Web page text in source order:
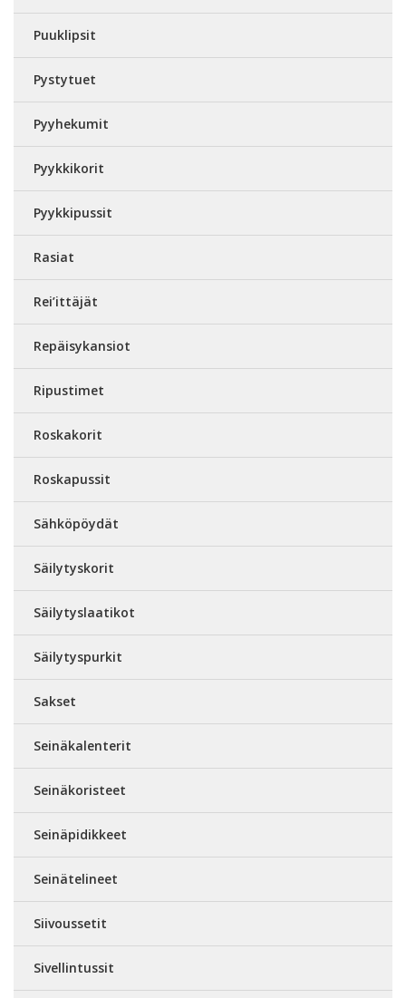
Puuklipsit
Pystytuet
Pyyhekumit
Pyykkikorit
Pyykkipussit
Rasiat
Rei’ittäjät
Repäisykansiot
Ripustimet
Roskakorit
Roskapussit
Sähköpöydät
Säilytyskorit
Säilytyslaatikot
Säilytyspurkit
Sakset
Seinäkalenterit
Seinäkoristeet
Seinäpidikkeet
Seinätelineet
Siivoussetit
Sivellintussit